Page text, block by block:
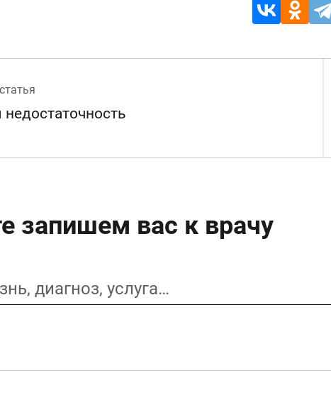
запишем вас к врачу
диагноз, услуга…